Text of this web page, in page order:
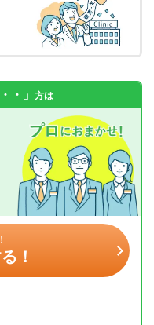
・」 方は
！